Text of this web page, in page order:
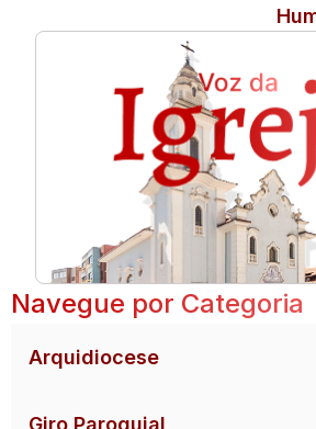
Navegue por Categoria
Arquidiocese
Giro Paroquial